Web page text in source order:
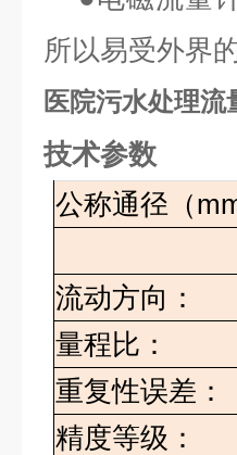
所以易受外界
医院污水处理流
技术参数
公称通径（mm
流动方向：
量程比：
重复性误差：
精度等级：